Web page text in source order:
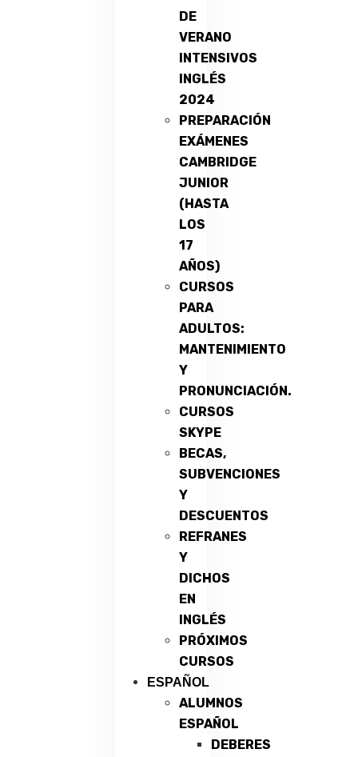
DE
VERANO
INTENSIVOS
INGLÉS
2024
PREPARACIÓN
EXÁMENES
CAMBRIDGE
JUNIOR
(HASTA
LOS
17
AÑOS)
CURSOS
PARA
ADULTOS:
MANTENIMIENTO
Y
PRONUNCIACIÓN.
CURSOS
SKYPE
BECAS,
SUBVENCIONES
Y
DESCUENTOS
REFRANES
Y
DICHOS
EN
INGLÉS
PRÓXIMOS
CURSOS
ESPAÑOL
ALUMNOS
ESPAÑOL
DEBERES